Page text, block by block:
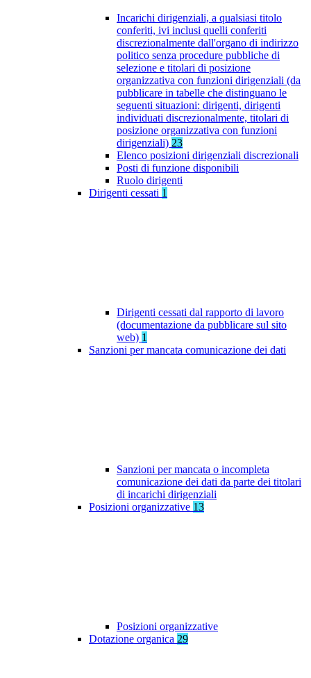
Incarichi dirigenziali, a qualsiasi titolo
conferiti, ivi inclusi quelli conferiti
discrezionalmente dall'organo di indirizzo
politico senza procedure pubbliche di
selezione e titolari di posizione
organizzativa con funzioni dirigenziali (da
pubblicare in tabelle che distinguano le
seguenti situazioni: dirigenti, dirigenti
individuati discrezionalmente, titolari di
posizione organizzativa con funzioni
dirigenziali) 23
Elenco posizioni dirigenziali discrezionali
Posti di funzione disponibili
Ruolo dirigenti
Dirigenti cessati 1
Dirigenti cessati dal rapporto di lavoro
(documentazione da pubblicare sul sito
web) 1
Sanzioni per mancata comunicazione dei dati
Sanzioni per mancata o incompleta
comunicazione dei dati da parte dei titolari
di incarichi dirigenziali
Posizioni organizzative 13
Posizioni organizzative
Dotazione organica 29